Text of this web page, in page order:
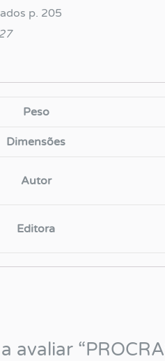
p. 205
Peso
Dimensões
Autor
Editora
avaliar